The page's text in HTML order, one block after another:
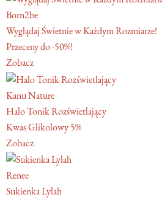
Born2be
Wyglądaj Świetnie w Każdym Rozmiarze!
Przeceny do -50%!
Zobacz
Kanu Nature
Halo Tonik Rozświetlający
Kwas Glikolowy 5%
Zobacz
Renee
Sukienka Lylah